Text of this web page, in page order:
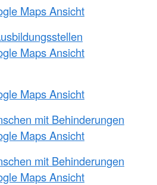
Maps Ansicht
Maps Ansicht
Maps Ansicht
mit Behinderungen
Maps Ansicht
mit Behinderungen
Maps Ansicht